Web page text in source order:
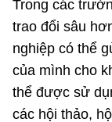
Trong các
trao đổi sâu
nghiệp có thể
của mình cho
thể được sử
các hội thảo,